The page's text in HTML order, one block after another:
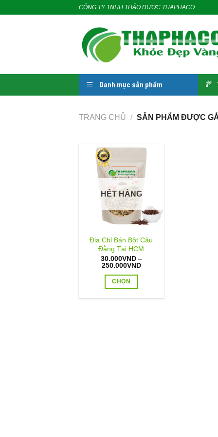
CÔNG TY TNHH THẢO DƯỢC THAPHACO
Danh mục sản phẩm
TRANG CHỦ / SẢN PHẨM ĐƯỢC
HẾT HÀNG
Địa Chỉ Bán Bột Câu
Đằng Tại HCM
30.000VND –
250.000VNDKhoảng
250.000VND
CHỌN